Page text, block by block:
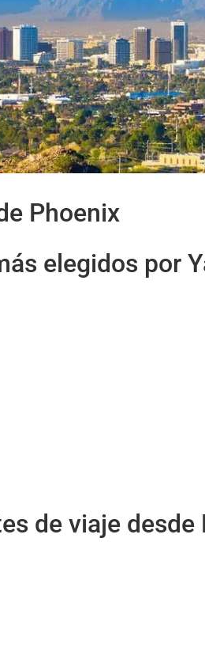
Phoenix
elegidos por
de viaje desde